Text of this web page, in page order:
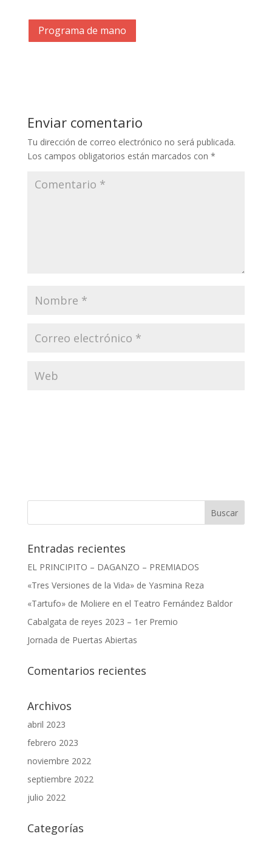
Programa de mano
Enviar comentario
Tu dirección de correo electrónico no será publicada.
Los campos obligatorios están marcados con *
Entradas recientes
EL PRINCIPITO – DAGANZO – PREMIADOS
«Tres Versiones de la Vida» de Yasmina Reza
«Tartufo» de Moliere en el Teatro Fernández Baldor
Cabalgata de reyes 2023 – 1er Premio
Jornada de Puertas Abiertas
Comentarios recientes
Archivos
abril 2023
febrero 2023
noviembre 2022
septiembre 2022
julio 2022
Categorías